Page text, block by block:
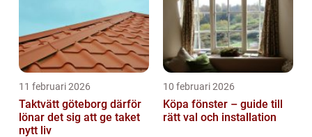
11 februari 2026
Taktvätt göteborg därför
lönar det sig att ge taket
nytt liv
10 februari 2026
Köpa fönster – guide till
rätt val och installation